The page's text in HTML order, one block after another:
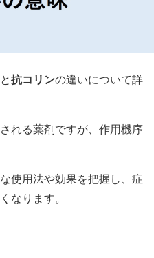
と抗コリンの違いについて詳
れる薬剤ですが、作用機序
使用法や効果を把握し、症
なります。